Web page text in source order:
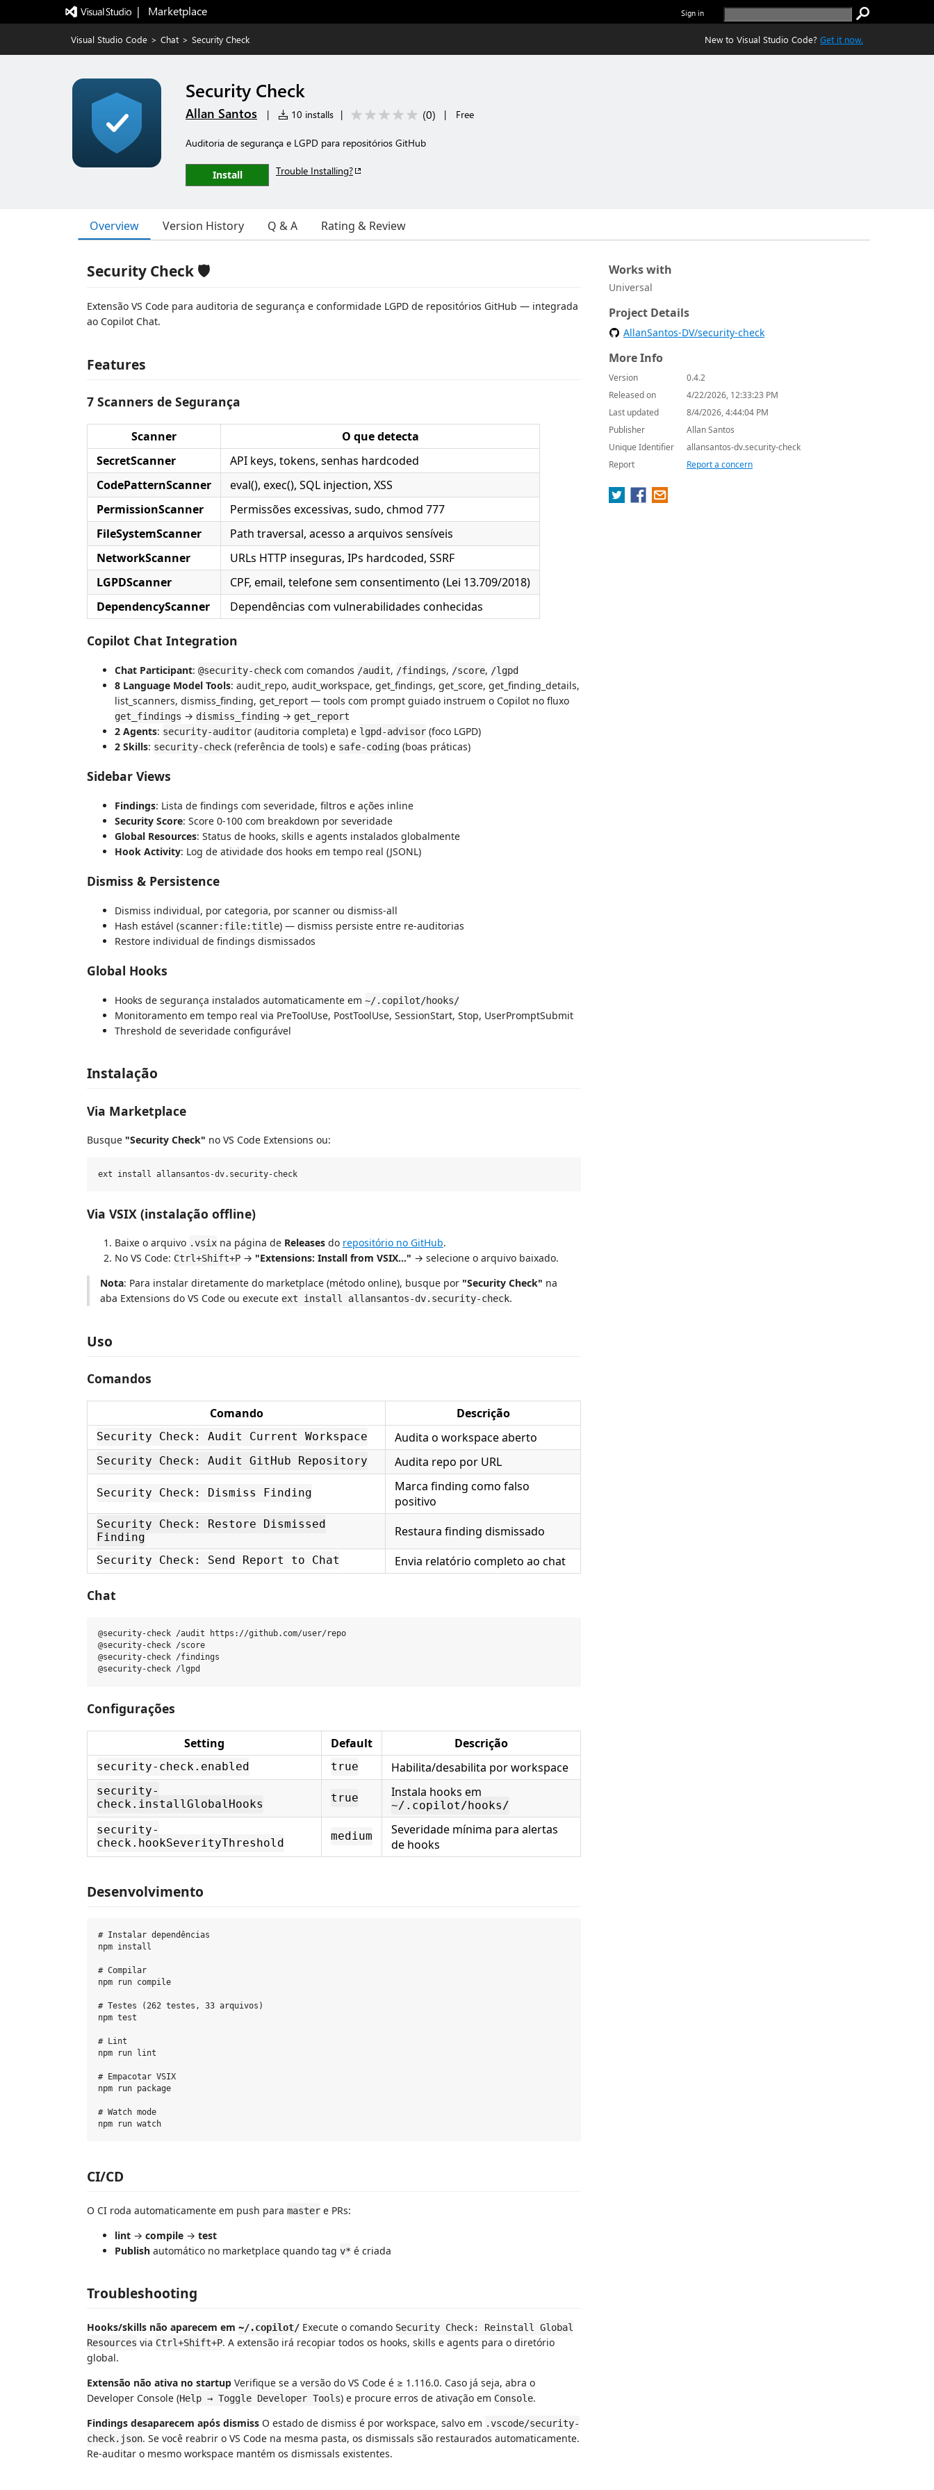
|   Marketplace Sign in
Visual Studio Code > Chat > Security Check New to Visual Studio Code? Get it now.
Security Check
Allan Santos | 10 installs | (0) | Free
Auditoria de segurança e LGPD para repositórios GitHub
Install Trouble Installing?
Overview Version History Q & A Rating & Review
Security Check 🛡️
Extensão VS Code para auditoria de segurança e conformidade LGPD de repositórios GitHub — integrada
ao Copilot Chat.
Features
7 Scanners de Segurança
Scanner
O que detecta
SecretScanner
API keys, tokens, senhas hardcoded
CodePatternScanner
eval(), exec(), SQL injection, XSS
PermissionScanner
Permissões excessivas, sudo, chmod 777
FileSystemScanner
Path traversal, acesso a arquivos sensíveis
NetworkScanner
URLs HTTP inseguras, IPs hardcoded, SSRF
LGPDScanner
CPF, email, telefone sem consentimento (Lei 13.709/2018)
DependencyScanner
Dependências com vulnerabilidades conhecidas
Copilot Chat Integration
Chat Participant: @security-check com comandos /audit, /findings, /score, /lgpd
8 Language Model Tools: audit_repo, audit_workspace, get_findings, get_score, get_finding_details,
list_scanners, dismiss_finding, get_report — tools com prompt guiado instruem o Copilot no fluxo
get_findings → dismiss_finding → get_report
2 Agents: security-auditor (auditoria completa) e lgpd-advisor (foco LGPD)
2 Skills: security-check (referência de tools) e safe-coding (boas práticas)
Sidebar Views
Findings: Lista de findings com severidade, filtros e ações inline
Security Score: Score 0-100 com breakdown por severidade
Global Resources: Status de hooks, skills e agents instalados globalmente
Hook Activity: Log de atividade dos hooks em tempo real (JSONL)
Dismiss & Persistence
Dismiss individual, por categoria, por scanner ou dismiss-all
Hash estável (scanner:file:title) — dismiss persiste entre re-auditorias
Restore individual de findings dismissados
Global Hooks
Hooks de segurança instalados automaticamente em ~/.copilot/hooks/
Monitoramento em tempo real via PreToolUse, PostToolUse, SessionStart, Stop, UserPromptSubmit
Threshold de severidade configurável
Instalação
Via Marketplace
Busque "Security Check" no VS Code Extensions ou:
Via VSIX (instalação offline)
Baixe o arquivo .vsix na página de Releases do repositório no GitHub.
No VS Code: Ctrl+Shift+P → "Extensions: Install from VSIX..." → selecione o arquivo baixado.
Nota: Para instalar diretamente do marketplace (método online), busque por "Security Check" na
aba Extensions do VS Code ou execute ext install allansantos-dv.security-check.
Uso
Comandos
Comando Descrição
Security Check: Audit Current Workspace Audita o workspace aberto
Security Check: Audit GitHub Repository Audita repo por URL
Security Check: Dismiss Finding
Marca finding como falso
positivo
Security Check: Restore Dismissed
Finding
Restaura finding dismissado
Security Check: Send Report to Chat Envia relatório completo ao chat
Chat
@security-check /audit https://github.com/user/repo
@security-check /score
@security-check /findings
Configurações
Setting Default Descrição
security-check.enabled true Habilita/desabilita por workspace
security-
check.installGlobalHooks
true Instala hooks em
~/.copilot/hooks/
security-
check.hookSeverityThreshold
medium
Severidade mínima para alertas
de hooks
Desenvolvimento
# Instalar dependências
npm install
# Compilar
npm run compile
# Testes (262 testes, 33 arquivos)
npm test
# Lint
npm run lint
# Empacotar VSIX
npm run package
# Watch mode
CI/CD
O CI roda automaticamente em push para master e PRs:
lint → compile → test
Publish automático no marketplace quando tag v* é criada
Troubleshooting
Hooks/skills não aparecem em ~/.copilot/ Execute o comando Security Check: Reinstall Global
Resources via Ctrl+Shift+P. A extensão irá recopiar todos os hooks, skills e agents para o diretório
global.
Extensão não ativa no startup Verifique se a versão do VS Code é ≥ 1.116.0. Caso já seja, abra o
Developer Console (Help → Toggle Developer Tools) e procure erros de ativação em Console.
Findings desaparecem após dismiss O estado de dismiss é por workspace, salvo em .vscode/security-
check.json. Se você reabrir o VS Code na mesma pasta, os dismissals são restaurados automaticamente.
Re-auditar o mesmo workspace mantém os dismissals existentes.
Works with
Universal
Project Details
AllanSantos-DV/security-check
More Info
Version
0.4.2
Released on
4/22/2026, 12:33:23 PM
Last updated
8/4/2026, 4:44:04 PM
Publisher
Allan Santos
Unique Identifier
allansantos-dv.security-check
Report
Report a concern